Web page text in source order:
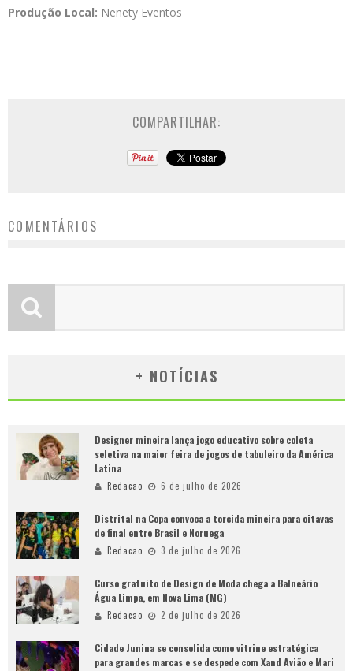
Produção Local: Nenety Eventos
COMPARTILHAR:
COMENTÁRIOS
+ NOTÍCIAS
Designer mineira lança jogo educativo sobre coleta
seletiva na maior feira de jogos de tabuleiro da América
Latina
Redacao 6 de julho de 2026
Distrital na Copa convoca a torcida mineira para oitavas
de final entre Brasil e Noruega
Redacao 3 de julho de 2026
Curso gratuito de Design de Moda chega a Balneário
Água Limpa, em Nova Lima (MG)
Redacao 2 de julho de 2026
Cidade Junina se consolida como vitrine estratégica
para grandes marcas e se despede com Xand Avião e Mari